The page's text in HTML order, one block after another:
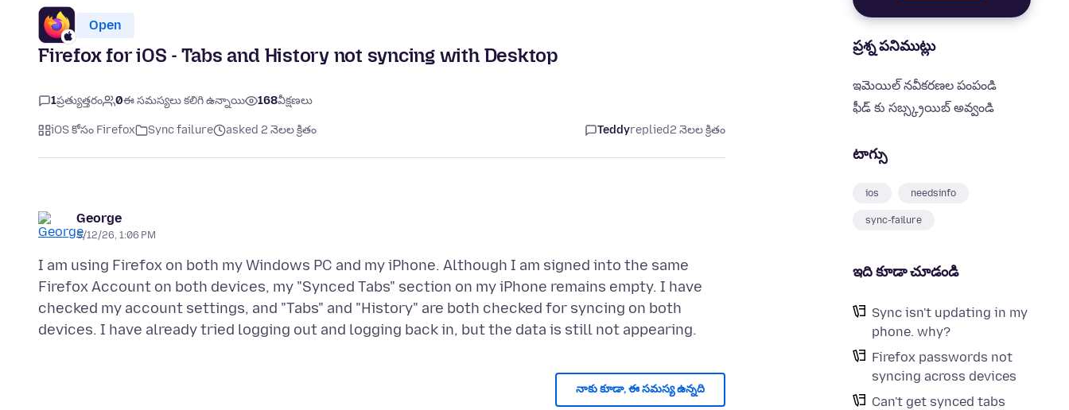
ప్రశ్న పనిముట్లు
ఇమెయిల్ నవీకరణల పంపండి
ఫీడ్ కు సబ్స్క్రయిబ్ అవ్వండి
టాగ్సు
ios needsinfo
sync-failure
ఇది కూడా చూడండి
Sync isn't updating in my
phone. why?
Firefox passwords not
syncing across devices
Can't get synced tabs
Open
Firefox for iOS - Tabs and History not syncing with Desktop
1ప్రత్యుత్తరం 0ఈ సమస్యలు కలిగి ఉన్నాయి 168వీక్షణలు
iOS కోసం Firefox Sync failure asked 2 నెలల క్రితం Teddyreplied2 నెలల క్రితం
George
5/12/26, 1:06 PM
I am using Firefox on both my Windows PC and my iPhone. Although I am signed into the same
Firefox Account on both devices, my "Synced Tabs" section on my iPhone remains empty. I have
checked my account settings, and "Tabs" and "History" are both checked for syncing on both
నాకు కూడా, ఈ సమస్య ఉన్నది